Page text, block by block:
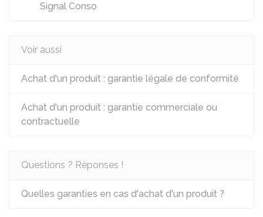
Signal Conso
Voir aussi
Achat d'un produit : garantie légale de conformité
Achat d'un produit : garantie commerciale ou
contractuelle
Questions ? Réponses !
Quelles garanties en cas d'achat d'un produit ?